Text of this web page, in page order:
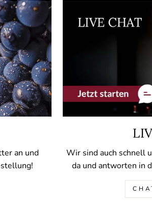
an und
Wir sind auch schnell
da und antworten in